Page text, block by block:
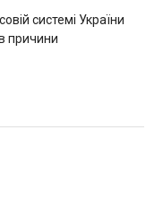
системі України
причини